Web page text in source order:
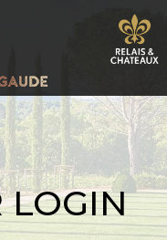
LOGIN